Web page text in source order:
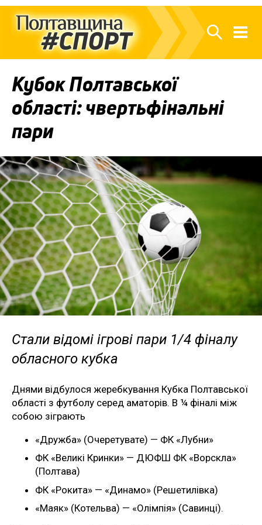
Кубок Полтавської
області: чвертьфінальні
пари
Стали відомі ігрові пари 1/4 фіналу
обласного кубка
Днями відбулося жеребкування Кубка Полтавської
області з футболу серед аматорів. В ¼ фіналі між
собою зіграють
«Дружба» (Очеретувате) — ФК «Лубни»
ФК «Великі Кринки» — ДЮФШ ФК «Ворскла»
(Полтава)
ФК «Рокита» — «Динамо» (Решетилівка)
«Маяк» (Котельва) — «Олімпія» (Савинці).